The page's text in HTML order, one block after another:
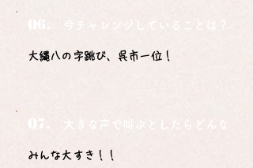
Q6. 今チャレンジしていることは？
大縄八の字跳び、呉市一位！
Q7. 大きな声で叫ぶとしたらどんな言葉
みんな大すき！！